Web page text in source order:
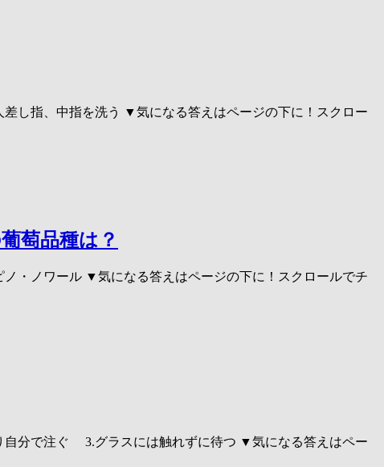
指、中指を洗う ▼気になる答えはページの下に！スクロー
萄品種は？
ノワール ▼気になる答えはページの下に！スクロールでチ
分で注ぐ 3.グラスには触れずに待つ ▼気になる答えはペー